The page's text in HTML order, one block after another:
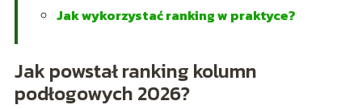
Jak wykorzystać ranking w praktyce?
Jak powstał ranking kolumn
podłogowych 2026?